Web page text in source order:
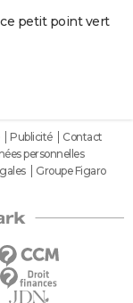
petit point vert
Publicité
Contact
personnelles
Groupe Figaro